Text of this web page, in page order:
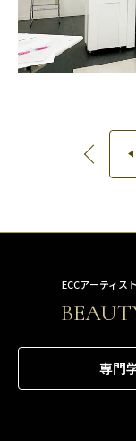
ECCアーティス
専門